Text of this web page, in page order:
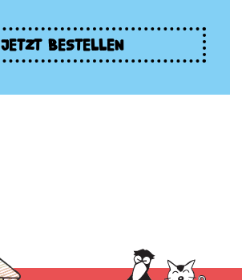
JETZT BESTELLEN